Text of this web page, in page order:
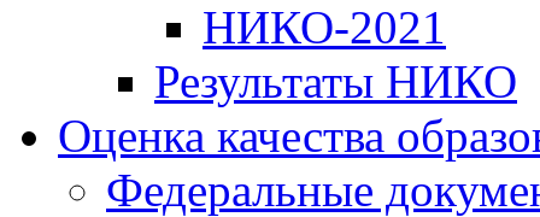
НИКО-2021
Результаты НИКО
Оценка качества
Федеральные